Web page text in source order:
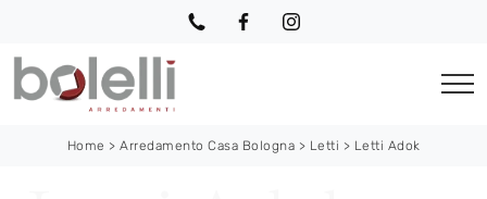
Home > Arredamento Casa Bologna > Letti > Letti Adok